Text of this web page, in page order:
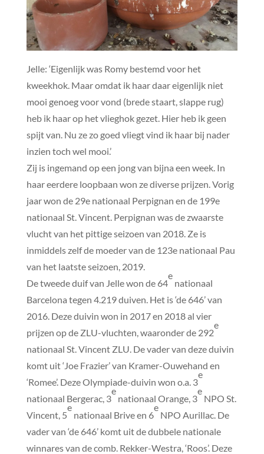
Jelle: ‘Eigenlijk was Romy bestemd voor het
kweekhok. Maar omdat ik haar daar eigenlijk niet
mooi genoeg voor vond (brede staart, slappe rug)
heb ik haar op het vlieghok gezet. Hier heb ik geen
spijt van. Nu ze zo goed vliegt vind ik haar bij nader
inzien toch wel mooi.’
Zij is ingemand op een jong van bijna een week. In
haar eerdere loopbaan won ze diverse prijzen. Vorig
jaar won de 29e nationaal Perpignan en de 199e
nationaal St. Vincent. Perpignan was de zwaarste
vlucht van het pittige seizoen van 2018. Ze is
inmiddels zelf de moeder van de 123e nationaal Pau
van het laatste seizoen, 2019.
De tweede duif van Jelle won de 64
e
nationaal
Barcelona tegen 4.219 duiven. Het is ‘de 646’ van
2016. Deze duivin won in 2017 en 2018 al vier
prijzen op de ZLU-vluchten, waaronder de 292
e
nationaal St. Vincent ZLU. De vader van deze duivin
komt uit ‘Joe Frazier’ van Kramer-Ouwehand en
‘Romee’. Deze Olympiade-duivin won o.a. 3
e
nationaal Bergerac, 3
e
nationaal Orange, 3
e
NPO St.
Vincent, 5
e
nationaal Brive en 6
e
NPO Aurillac. De
vader van ‘de 646’ komt uit de dubbele nationale
winnares van de comb. Rekker-Westra, ‘Roos’. Deze